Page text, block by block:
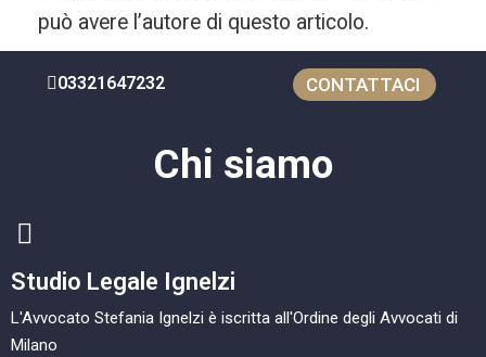
può avere l’autore di questo articolo.
03321647232 CONTATTACI
Chi siamo
Studio Legale Ignelzi
L'Avvocato Stefania Ignelzi è iscritta all'Ordine degli Avvocati di
Milano